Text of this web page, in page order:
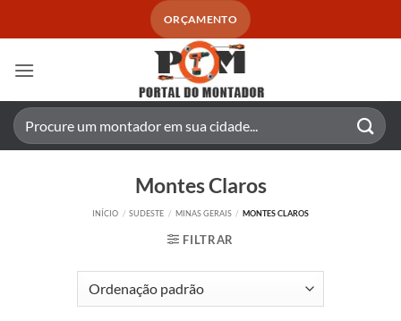
ORÇAMENTO
Pesquisar
por:
Montes Claros
INÍCIO / SUDESTE / MINAS GERAIS / MONTES CLAROS
FILTRAR